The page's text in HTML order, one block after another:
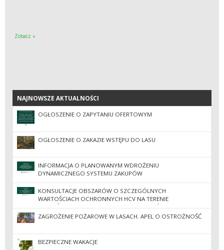
Zobacz »
NAJNOWSZE AKTUALNOŚCI
NAJNOWSZE AKTUALNOŚCI
OGŁOSZENIE O ZAPYTANIU OFERTOWYM
OGŁOSZENIE O ZAKAZIE WSTĘPU DO LASU
INFORMACJA O PLANOWANYM WDROŻENIU
DYNAMICZNEGO SYSTEMU ZAKUPÓW
KONSULTACJE OBSZARÓW O SZCZEGÓLNYCH
WARTOŚCIACH OCHRONNYCH HCV NA TERENIE
NADLEŚNICTW REGIONALNEJ DYREKCJI LASÓW
PAŃSTWOWYCH W ZIELONEJ GÓRZE
ZAGROŻENIE POŻAROWE W LASACH. APEL O OSTROŻNOŚĆ
BEZPIECZNE WAKACJE